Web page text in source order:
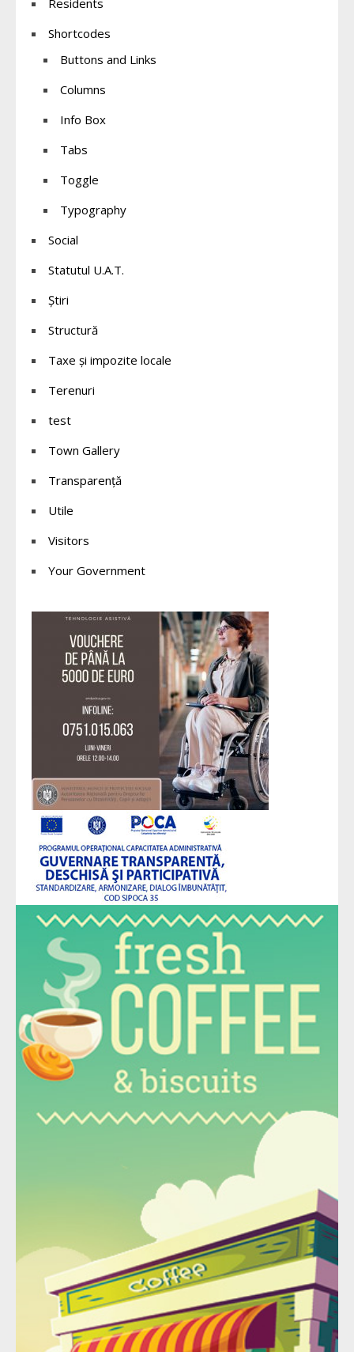
Shortcodes
Buttons and Links
Columns
Info Box
Tabs
Toggle
Typography
Social
Statutul U.A.T.
Știri
Structură
Taxe și impozite locale
Terenuri
test
Town Gallery
Transparență
Utile
Visitors
Your Government